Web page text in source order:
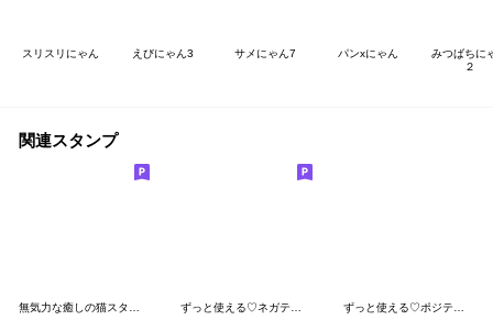
スリスリにゃん えびにゃん3 サメにゃん7 パンxにゃん
みつばちに
２
関連スタンプ
無気力な癒しの猫スタンプ ずっと使える♡ネガティブねこスタンプ ずっと使える♡ポジティブねこスタンプ①